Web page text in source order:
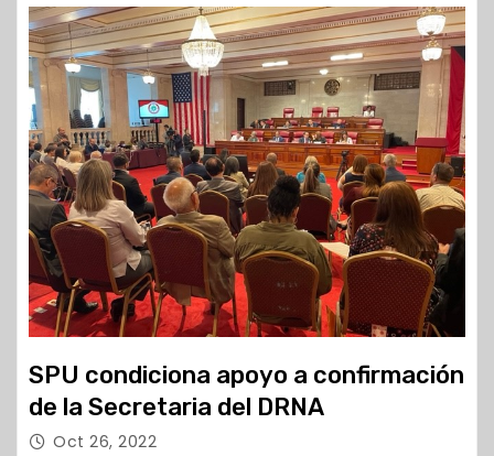
SPU condiciona apoyo a confirmación
de la Secretaria del DRNA
Oct 26, 2022